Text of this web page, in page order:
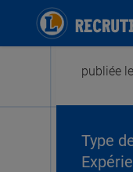
publiée
Type